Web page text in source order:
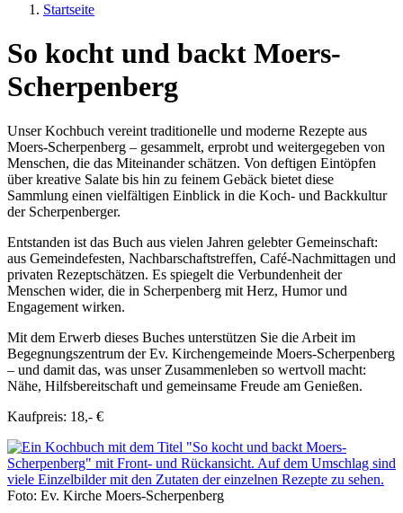
Startseite
So kocht und backt Moers-
Scherpenberg
Unser Kochbuch vereint traditionelle und moderne Rezepte aus
Moers-Scherpenberg – gesammelt, erprobt und weitergegeben von
Menschen, die das Miteinander schätzen. Von deftigen Eintöpfen
über kreative Salate bis hin zu feinem Gebäck bietet diese
Sammlung einen vielfältigen Einblick in die Koch- und Backkultur
der Scherpenberger.
Entstanden ist das Buch aus vielen Jahren gelebter Gemeinschaft:
aus Gemeindefesten, Nachbarschaftstreffen, Café-Nachmittagen und
privaten Rezeptschätzen. Es spiegelt die Verbundenheit der
Menschen wider, die in Scherpenberg mit Herz, Humor und
Engagement wirken.
Mit dem Erwerb dieses Buches unterstützen Sie die Arbeit im
Begegnungszentrum der Ev. Kirchengemeinde Moers-Scherpenberg
– und damit das, was unser Zusammenleben so wertvoll macht:
Nähe, Hilfsbereitschaft und gemeinsame Freude am Genießen.
Kaufpreis: 18,- €
Foto: Ev. Kirche Moers-Scherpenberg